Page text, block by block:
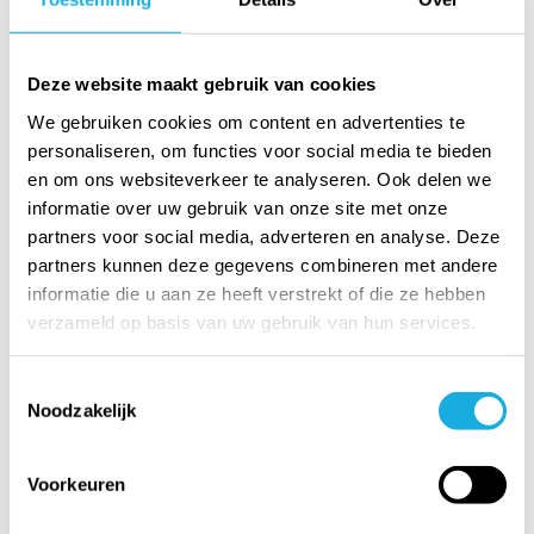
Deze website maakt gebruik van cookies
We gebruiken cookies om content en advertenties te
personaliseren, om functies voor social media te bieden
en om ons websiteverkeer te analyseren. Ook delen we
informatie over uw gebruik van onze site met onze
partners voor social media, adverteren en analyse. Deze
partners kunnen deze gegevens combineren met andere
informatie die u aan ze heeft verstrekt of die ze hebben
verzameld op basis van uw gebruik van hun services.
Noodzakelijk
Voorkeuren
€ 1808.95
Meer informatie Meer informatie
€ 2171.
Meer informatie
Liebherr
Perfection
Liebherr
Performance
Inhoud